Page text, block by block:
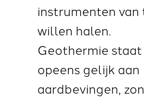
instrumenten van
willen halen.
Geothermie staat
opeens gelijk aan
aardbevingen,